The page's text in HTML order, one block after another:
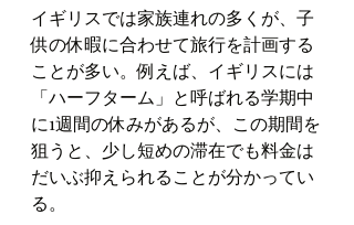
イギリスでは家族連れの多くが、子
供の休暇に合わせて旅行を計画する
ことが多い。例えば、イギリスには
「ハーフターム」と呼ばれる学期中
に1週間の休みがあるが、この期間を
狙うと、少し短めの滞在でも料金は
だいぶ抑えられることが分かってい
る。